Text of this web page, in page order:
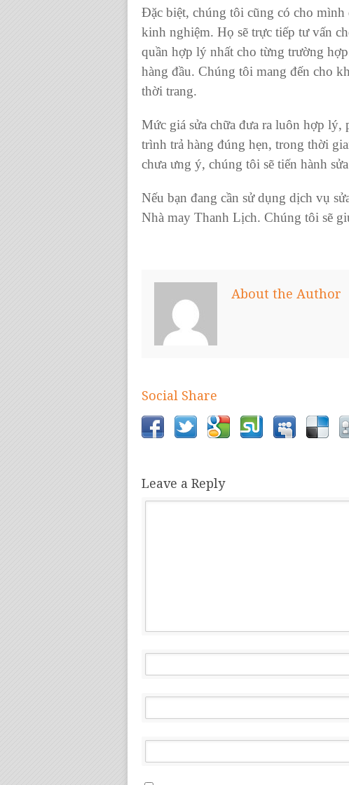
Đặc biệt, chúng tôi cũng có cho mình
kinh nghiệm. Họ sẽ trực tiếp tư vấn
quần hợp lý nhất cho từng trường
hàng đầu. Chúng tôi mang đến cho
thời trang.
Mức giá sửa chữa đưa ra luôn hợp lý,
trình trả hàng đúng hẹn, trong thời
chưa ưng ý, chúng tôi sẽ tiến hành
Nếu bạn đang cần sử dụng dịch vụ
Nhà may Thanh Lịch. Chúng tôi sẽ
About the Author
Social Share
Leave a Reply